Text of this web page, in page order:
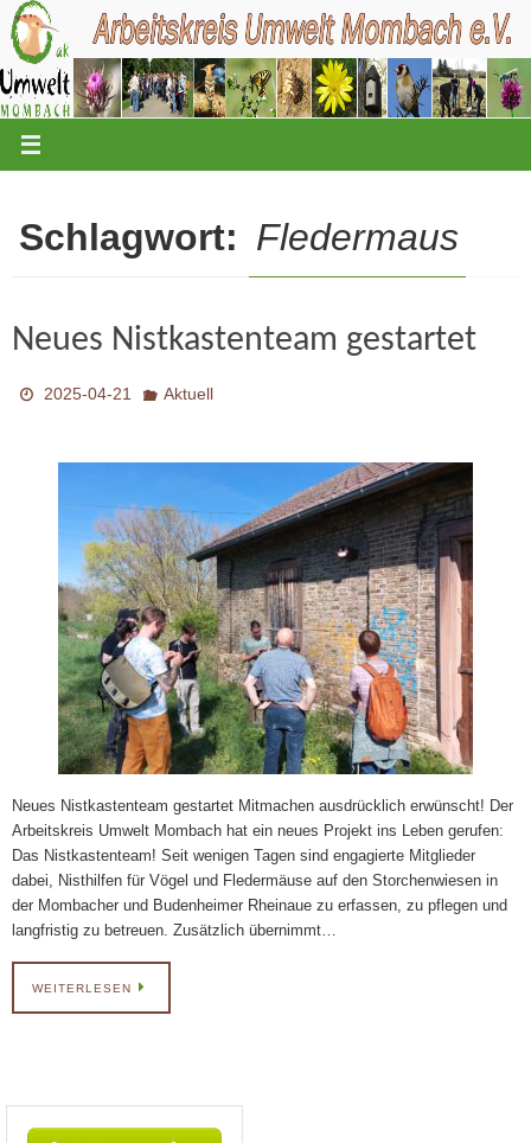
Zum
Inhalt
springen
Schlagwort: Fledermaus
Neues Nistkastenteam gestartet
2025-04-21 Aktuell
Neues Nistkastenteam gestartet Mitmachen ausdrücklich erwünscht! Der
Arbeitskreis Umwelt Mombach hat ein neues Projekt ins Leben gerufen:
Das Nistkastenteam! Seit wenigen Tagen sind engagierte Mitglieder
dabei, Nisthilfen für Vögel und Fledermäuse auf den Storchenwiesen in
der Mombacher und Budenheimer Rheinaue zu erfassen, zu pflegen und
langfristig zu betreuen. Zusätzlich übernimmt…
WEITERLESEN